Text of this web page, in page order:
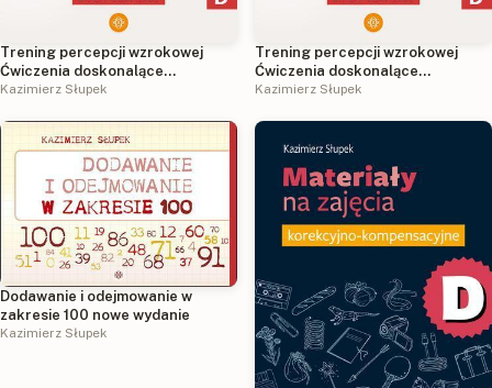
Trening percepcji wzrokowej
Ćwiczenia doskonalące
spostrzeganie stosunków
względem siebie Trening
percepcji wzrokowej Część E
Kazimierz Słupek
Trening percepcji wzrokowej
Ćwiczenia doskonalące
spostrzeganie stosunków
względem siebie Trening
percepcji wzrokowej Część D
Kazimierz Słupek
Dodawanie i odejmowanie w
zakresie 100 nowe wydanie
Kazimierz Słupek